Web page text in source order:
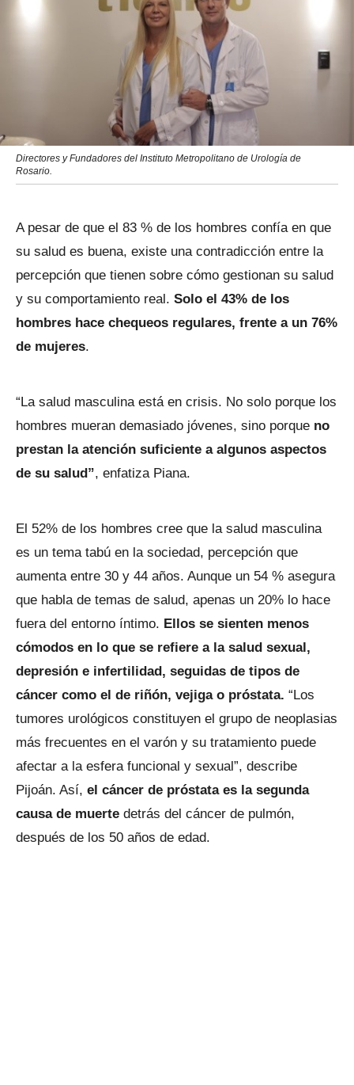
Directores y Fundadores del Instituto Metropolitano de Urología de
Rosario.
A pesar de que el 83 % de los hombres confía en que
su salud es buena, existe una contradicción entre la
percepción que tienen sobre cómo gestionan su salud
y su comportamiento real. Solo el 43% de los
hombres hace chequeos regulares, frente a un 76%
de mujeres.
“La salud masculina está en crisis. No solo porque los
hombres mueran demasiado jóvenes, sino porque no
prestan la atención suficiente a algunos aspectos
de su salud”, enfatiza Piana.
El 52% de los hombres cree que la salud masculina
es un tema tabú en la sociedad, percepción que
aumenta entre 30 y 44 años. Aunque un 54 % asegura
que habla de temas de salud, apenas un 20% lo hace
fuera del entorno íntimo. Ellos se sienten menos
cómodos en lo que se refiere a la salud sexual,
depresión e infertilidad, seguidas de tipos de
cáncer como el de riñón, vejiga o próstata. “Los
tumores urológicos constituyen el grupo de neoplasias
más frecuentes en el varón y su tratamiento puede
afectar a la esfera funcional y sexual”, describe
Pijoán. Así, el cáncer de próstata es la segunda
causa de muerte detrás del cáncer de pulmón,
después de los 50 años de edad.